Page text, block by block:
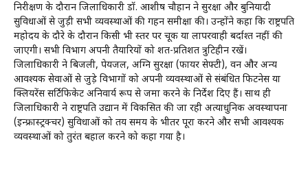
निरीक्षण के दौरान जिलाधिकारी डॉ. आशीष चौहान ने सुरक्षा और बुनियादी
सुविधाओं से जुड़ी सभी व्यवस्थाओं की गहन समीक्षा की। उन्होंने कहा कि राष्ट्रपति
महोदय के दौरे के दौरान किसी भी स्तर पर चूक या लापरवाही बर्दाश्त नहीं की
जाएगी। सभी विभाग अपनी तैयारियों को शत-प्रतिशत त्रुटिहीन रखें।
जिलाधिकारी ने बिजली, पेयजल, अग्नि सुरक्षा (फायर सेफ्टी), वन और अन्य
आवश्यक सेवाओं से जुड़े विभागों को अपनी व्यवस्थाओं से संबंधित फिटनेस या
क्लियरेंस सर्टिफिकेट अनिवार्य रूप से जमा करने के निर्देश दिए हैं। साथ ही
जिलाधिकारी ने राष्ट्रपति उद्यान में विकसित की जा रही अत्याधुनिक अवस्थापना
(इन्फ्रास्ट्रक्चर) सुविधाओं को तय समय के भीतर पूरा करने और सभी आवश्यक
व्यवस्थाओं को तुरंत बहाल करने को कहा गया है।